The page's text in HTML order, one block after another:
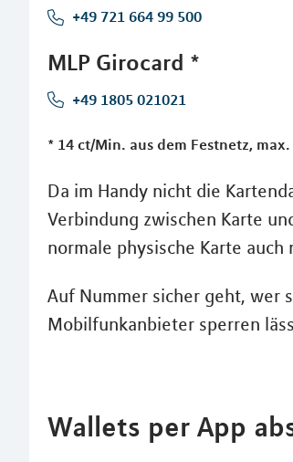
+49 721 664 99 500
MLP Girocard *
+49 1805 021021
* 14 ct/Min. aus dem Festnetz,
Da im Handy nicht die
Verbindung zwischen Karte
normale physische Karte
Auf Nummer sicher geht, wer
Mobilfunkanbieter sperren
Wallets per App